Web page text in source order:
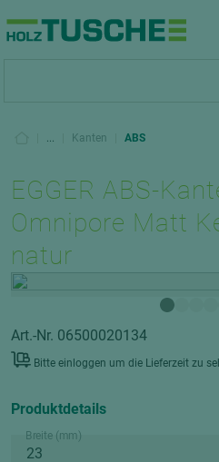
... Kanten ABS
EGGER ABS-
Omnipore Matt
natur
Art.-Nr. 06500020134
Bitte einloggen um die Lieferzeit zu
Produktdetails
Breite (mm)